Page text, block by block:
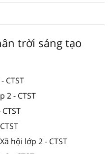
trời sáng tạo
CTST
2 - CTST
hội lớp 2 - CTST